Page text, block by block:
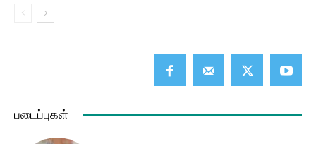
படைப்புகள்